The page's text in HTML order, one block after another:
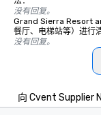
没有回复。
Grand Sierra Resort
餐厅、电梯站等）进行
没有回复。
向 Cvent Supplier